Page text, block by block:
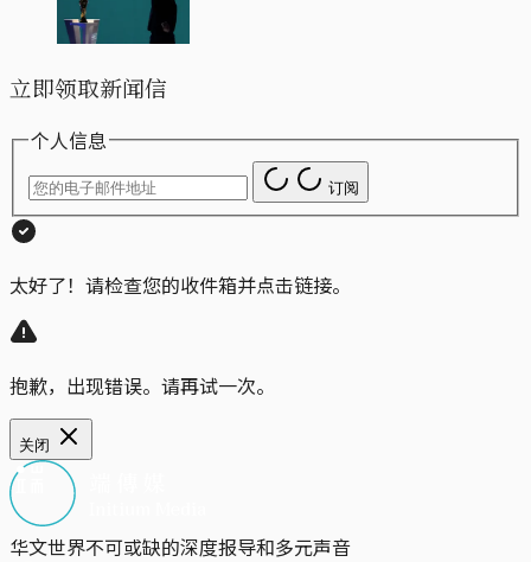
立即领取新闻信
个人信息
订阅
太好了！请检查您的收件箱并点击链接。
抱歉，出现错误。请再试一次。
关闭
华文世界不可或缺的深度报导和多元声音